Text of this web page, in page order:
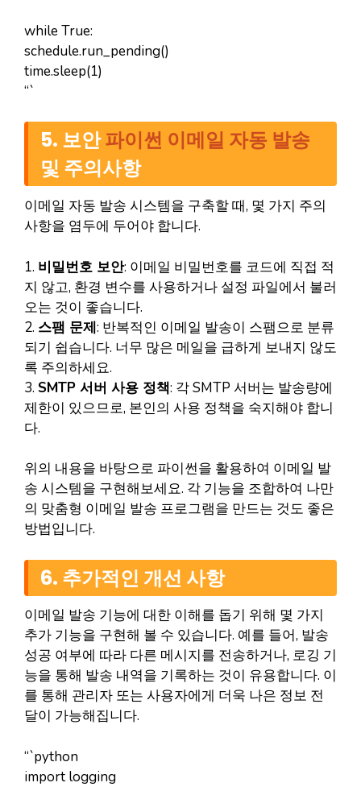
while True:
schedule.run_pending()
time.sleep(1)
“`
5. 보안파이썬 이메일 자동 발송
및 주의사항
이메일 자동 발송 시스템을 구축할 때, 몇 가지 주의
사항을 염두에 두어야 합니다.
1. 비밀번호 보안: 이메일 비밀번호를 코드에 직접 적
지 않고, 환경 변수를 사용하거나 설정 파일에서 불러
오는 것이 좋습니다.
2. 스팸 문제: 반복적인 이메일 발송이 스팸으로 분류
되기 쉽습니다. 너무 많은 메일을 급하게 보내지 않도
록 주의하세요.
3. SMTP 서버 사용 정책: 각 SMTP 서버는 발송량에
제한이 있으므로, 본인의 사용 정책을 숙지해야 합니
다.
위의 내용을 바탕으로 파이썬을 활용하여 이메일 발
송 시스템을 구현해보세요. 각 기능을 조합하여 나만
의 맞춤형 이메일 발송 프로그램을 만드는 것도 좋은
방법입니다.
6. 추가적인 개선 사항
이메일 발송 기능에 대한 이해를 돕기 위해 몇 가지
추가 기능을 구현해 볼 수 있습니다. 예를 들어, 발송
성공 여부에 따라 다른 메시지를 전송하거나, 로깅 기
능을 통해 발송 내역을 기록하는 것이 유용합니다. 이
를 통해 관리자 또는 사용자에게 더욱 나은 정보 전
달이 가능해집니다.
“`python
import logging